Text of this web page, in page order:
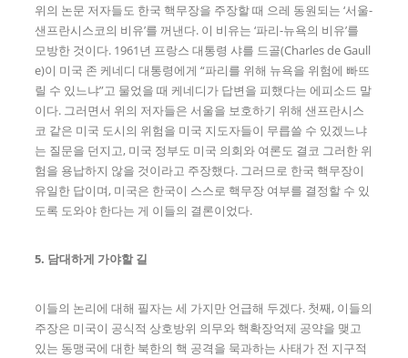
위의 논문 저자들도 한국 핵무장을 주장할 때 으레 동원되는 ‘서울-
샌프란시스코의 비유’를 꺼낸다. 이 비유는 ‘파리-뉴욕의 비유’를
모방한 것이다. 1961년 프랑스 대통령 샤를 드골(Charles de Gaull
e)이 미국 존 케네디 대통령에게 “파리를 위해 뉴욕을 위험에 빠뜨
릴 수 있느냐”고 물었을 때 케네디가 답변을 피했다는 에피소드 말
이다. 그러면서 위의 저자들은 서울을 보호하기 위해 샌프란시스
코 같은 미국 도시의 위험을 미국 지도자들이 무릅쓸 수 있겠느냐
는 질문을 던지고, 미국 정부도 미국 의회와 여론도 결코 그러한 위
험을 용납하지 않을 것이라고 주장했다. 그러므로 한국 핵무장이
유일한 답이며, 미국은 한국이 스스로 핵무장 여부를 결정할 수 있
도록 도와야 한다는 게 이들의 결론이었다.
5. 담대하게 가야할 길
이들의 논리에 대해 필자는 세 가지만 언급해 두겠다. 첫째, 이들의
주장은 미국이 공식적 상호방위 의무와 핵확장억제 공약을 맺고
있는 동맹국에 대한 북한의 핵 공격을 묵과하는 사태가 전 지구적